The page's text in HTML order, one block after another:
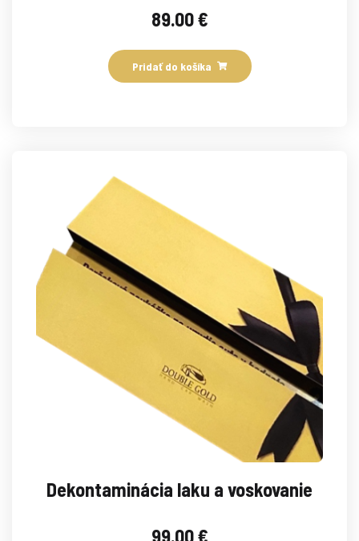
89.00€
Pridať do košíka
Dekontaminácia laku a voskovanie
99.00€